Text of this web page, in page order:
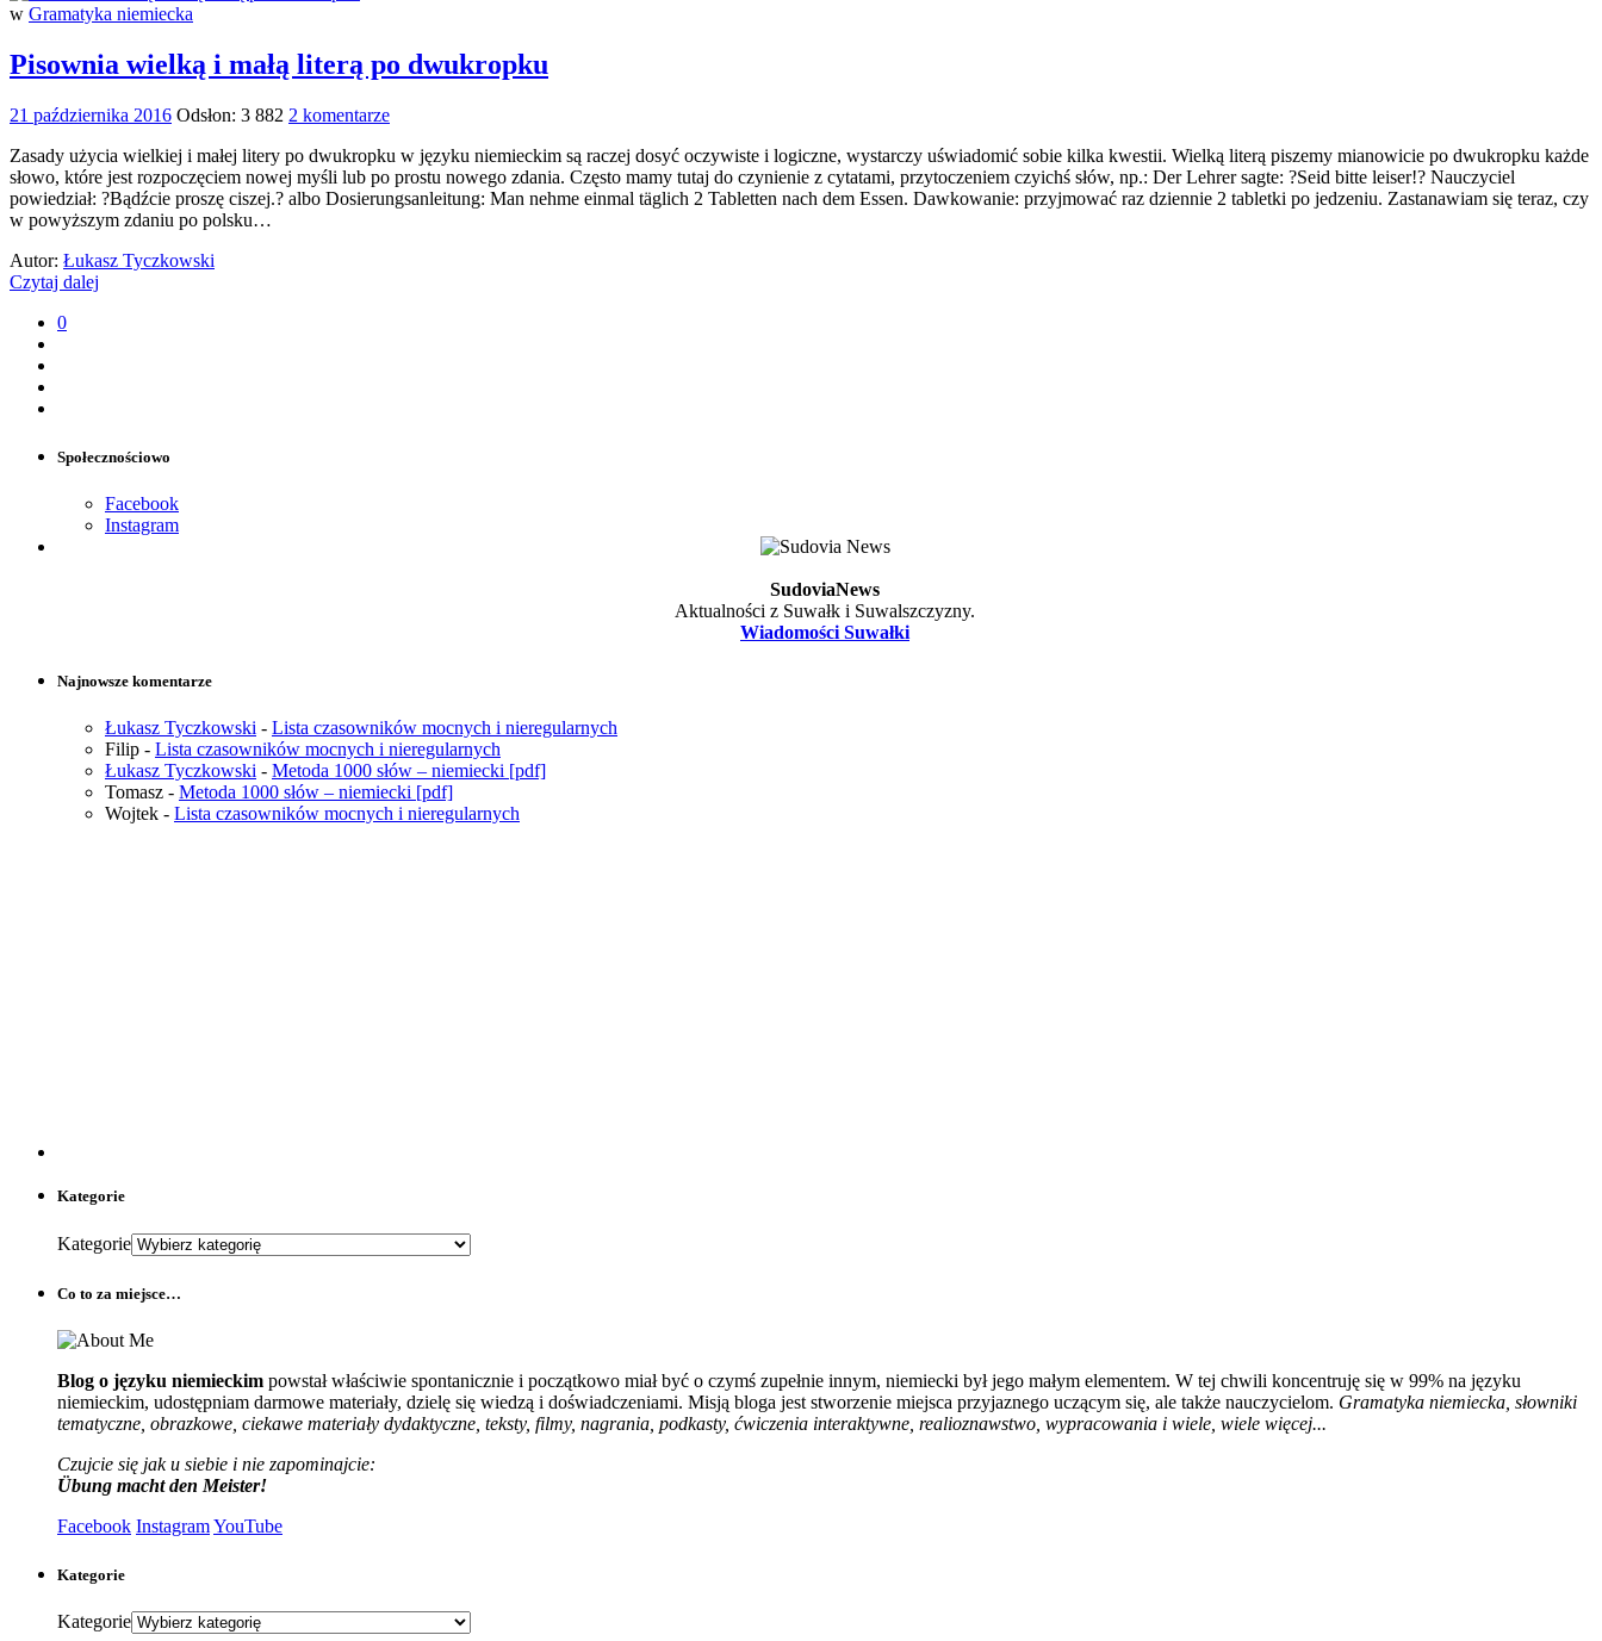
w Gramatyka niemiecka
Pisownia wielką i małą literą po dwukropku
21 października 2016 Odsłon: 3 882 2 komentarze
Zasady użycia wielkiej i małej litery po dwukropku w języku niemieckim są raczej dosyć oczywiste i logiczne, wystarczy uświadomić sobie kilka kwestii. Wielką literą piszemy mianowicie po dwukropku każde
słowo, które jest rozpoczęciem nowej myśli lub po prostu nowego zdania. Często mamy tutaj do czynienie z cytatami, przytoczeniem czyichś słów, np.: Der Lehrer sagte: ?Seid bitte leiser!? Nauczyciel
powiedział: ?Bądźcie proszę ciszej.? albo Dosierungsanleitung: Man nehme einmal täglich 2 Tabletten nach dem Essen. Dawkowanie: przyjmować raz dziennie 2 tabletki po jedzeniu. Zastanawiam się teraz, czy
w powyższym zdaniu po polsku…
Autor: Łukasz Tyczkowski
Czytaj dalej
0
Społecznościowo
Facebook
Instagram
SudoviaNews
Aktualności z Suwałk i Suwalszczyzny.
Wiadomości Suwałki
Najnowsze komentarze
Łukasz Tyczkowski - Lista czasowników mocnych i nieregularnych
Filip - Lista czasowników mocnych i nieregularnych
Łukasz Tyczkowski - Metoda 1000 słów – niemiecki [pdf]
Tomasz - Metoda 1000 słów – niemiecki [pdf]
Wojtek - Lista czasowników mocnych i nieregularnych
Kategorie
Kategorie
Co to za miejsce…
Blog o języku niemieckim powstał właściwie spontanicznie i początkowo miał być o czymś zupełnie innym, niemiecki był jego małym elementem. W tej chwili koncentruję się w 99% na języku
niemieckim, udostępniam darmowe materiały, dzielę się wiedzą i doświadczeniami. Misją bloga jest stworzenie miejsca przyjaznego uczącym się, ale także nauczycielom. Gramatyka niemiecka, słowniki
tematyczne, obrazkowe, ciekawe materiały dydaktyczne, teksty, filmy, nagrania, podkasty, ćwiczenia interaktywne, realioznawstwo, wypracowania i wiele, wiele więcej...
Czujcie się jak u siebie i nie zapominajcie:
Übung macht den Meister!
Facebook InstagramYouTube
Kategorie
Kategorie